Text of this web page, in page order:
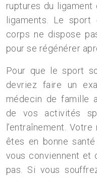
ruptures du
ligaments. Le
corps ne dispose
pour se régénérer
Pour que le sport
devriez faire un
médecin de famille
de vos activités
l’entraînement.
êtes en bonne
vous conviennent et
pas. Si vous